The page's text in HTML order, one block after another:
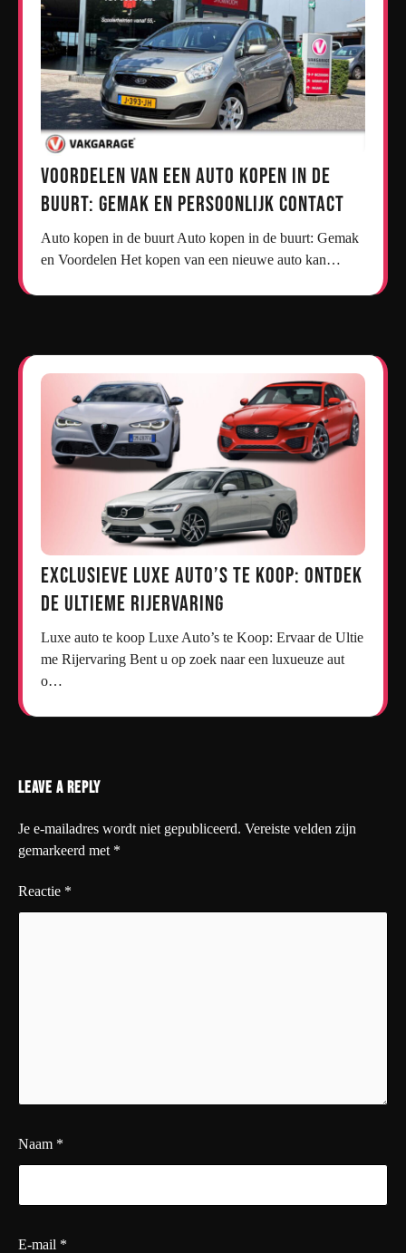
Voordelen van een Auto Kopen in de
Buurt: Gemak en Persoonlijk Contact
Auto kopen in de buurt Auto kopen in de buurt: Gemak
en Voordelen Het kopen van een nieuwe auto kan…
Exclusieve Luxe Auto’s te Koop: Ontdek
de Ultieme Rijervaring
Luxe auto te koop Luxe Auto’s te Koop: Ervaar de Ultie
me Rijervaring Bent u op zoek naar een luxueuze aut
o…
Leave a Reply
Je e-mailadres wordt niet gepubliceerd. Vereiste velden zijn
gemarkeerd met *
Reactie *
Naam *
E-mail *